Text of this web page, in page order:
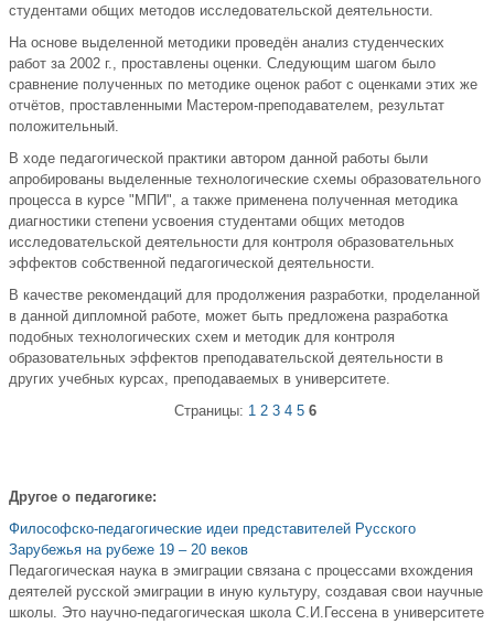
студентами общих методов исследовательской деятельности.
На основе выделенной методики проведён анализ студенческих
работ за 2002 г., проставлены оценки. Следующим шагом было
сравнение полученных по методике оценок работ с оценками этих же
отчётов, проставленными Мастером-преподавателем, результат
положительный.
В ходе педагогической практики автором данной работы были
апробированы выделенные технологические схемы образовательного
процесса в курсе "МПИ", а также применена полученная методика
диагностики степени усвоения студентами общих методов
исследовательской деятельности для контроля образовательных
эффектов собственной педагогической деятельности.
В качестве рекомендаций для продолжения разработки, проделанной
в данной дипломной работе, может быть предложена разработка
подобных технологических схем и методик для контроля
образовательных эффектов преподавательской деятельности в
других учебных курсах, преподаваемых в университете.
Страницы: 1 2 3 4 5 6
Другое о педагогике:
Философско-педагогические идеи представителей Русского
Зарубежья на рубеже 19 – 20 веков
Педагогическая наука в эмиграции связана с процессами вхождения
деятелей русской эмиграции в иную культуру, создавая свои научные
школы. Это научно-педагогическая школа С.И.Гессена в университете